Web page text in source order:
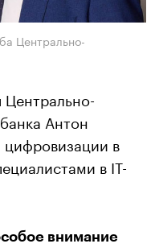
Центрально-
Центрально-
Антон
в
в IT-
внимание